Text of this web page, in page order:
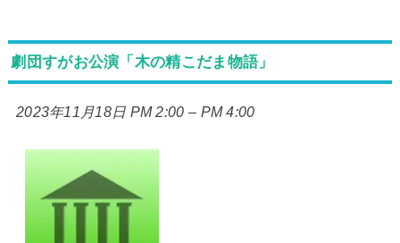
劇団すがお公演「木の精こだま物語」
2023年11月18日 PM 2:00 – PM 4:00